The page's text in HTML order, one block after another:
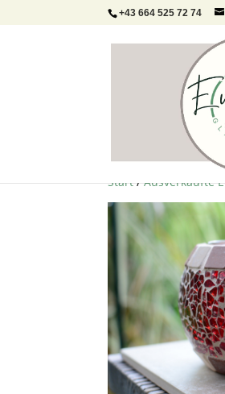
+43 664 525 72 74
Start/Ausverkaufte